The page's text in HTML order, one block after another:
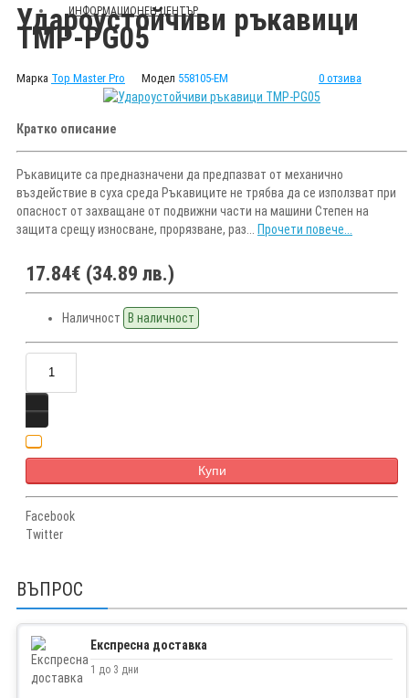
ИНФОРМАЦИОНЕН ЦЕНТЪР
Удароустойчиви ръкавици
TMP-PG05
Марка Top Master Pro Модел 558105-EM 0 отзива
Кратко описание
Ръкавиците са предназначени да предпазват от механично
въздействие в суха среда Ръкавиците не трябва да се използват при
опасност от захващане от подвижни части на машини Степен на
защита срещу износване, прорязване, раз... Прочети повече...
17.84€ (34.89 лв.)
Наличност В наличност
Купи
Facebook
Twitter
ВЪПРОС
Експресна доставка
1 до 3 дни